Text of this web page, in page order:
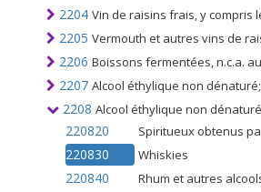
2204 Vin de raisins frais, y compris les vins fortifiés; moûts
2205 Vermouth et autres vins de raisins frais, aromatisés avec des
2206 Boissons fermentées, n.c.a. au chapitre 22; (par
2207 Alcool éthylique non dénaturé; d'un titre alcoométrique volumique de 80% vol. ou plus; alcool
2208 Alcool éthylique non dénaturé; d'un titre alcoométrique volumique inférieur à 80%
220820 Spiritueux obtenus par distillation de
220830 Whiskies
220840 Rhum et autres alcools obtenus par